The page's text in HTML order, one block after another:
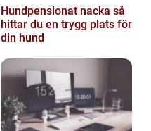
Hundpensionat nacka så
hittar du en trygg plats för
din hund